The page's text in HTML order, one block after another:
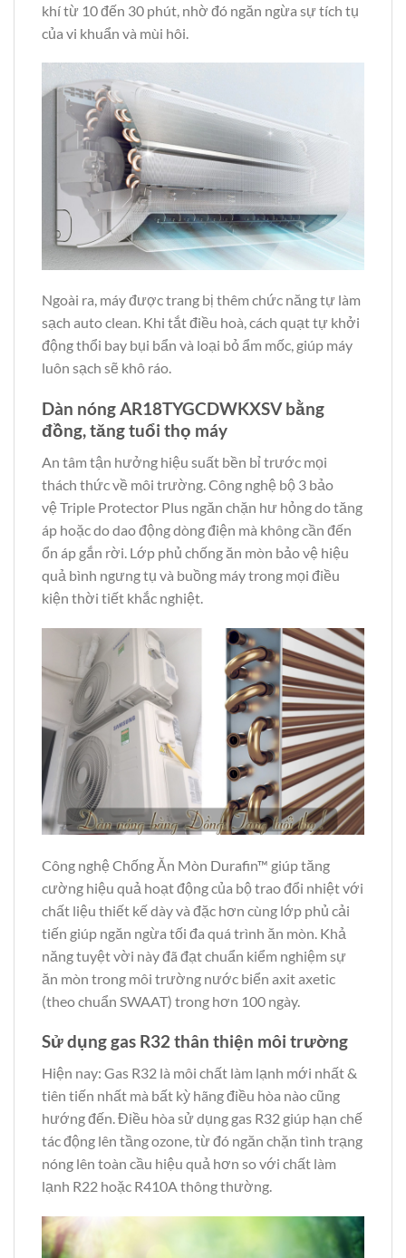
khí từ 10 đến 30 phút, nhờ đó ngăn ngừa sự tích tụ
của vi khuẩn và mùi hôi.
Ngoài ra, máy được trang bị thêm chức năng tự làm
sạch auto clean. Khi tắt điều hoà, cách quạt tự khởi
động thổi bay bụi bẩn và loại bỏ ẩm mốc, giúp máy
luôn sạch sẽ khô ráo.
Dàn nóng AR18TYGCDWKXSV bằng
đồng, tăng tuổi thọ máy
An tâm tận hưởng hiệu suất bền bỉ trước mọi
thách thức về môi trường. Công nghệ bộ 3 bảo
vệ Triple Protector Plus ngăn chặn hư hỏng do tăng
áp hoặc do dao động dòng điện mà không cần đến
ổn áp gắn rời. Lớp phủ chống ăn mòn bảo vệ hiệu
quả bình ngưng tụ và buồng máy trong mọi điều
kiện thời tiết khắc nghiệt.
Công nghệ Chống Ăn Mòn Durafin™ giúp tăng
cường hiệu quả hoạt động của bộ trao đổi nhiệt với
chất liệu thiết kế dày và đặc hơn cùng lớp phủ cải
tiến giúp ngăn ngừa tối đa quá trình ăn mòn. Khả
năng tuyệt vời này đã đạt chuẩn kiểm nghiệm sự
ăn mòn trong môi trường nước biển axit axetic
(theo chuẩn SWAAT) trong hơn 100 ngày.
Sử dụng gas R32 thân thiện môi trường
Hiện nay: Gas R32 là môi chất làm lạnh mới nhất &
tiên tiến nhất mà bất kỳ hãng điều hòa nào cũng
hướng đến. Điều hòa sử dụng gas R32 giúp hạn chế
tác động lên tầng ozone, từ đó ngăn chặn tình trạng
nóng lên toàn cầu hiệu quả hơn so với chất làm
lạnh R22 hoặc R410A thông thường.